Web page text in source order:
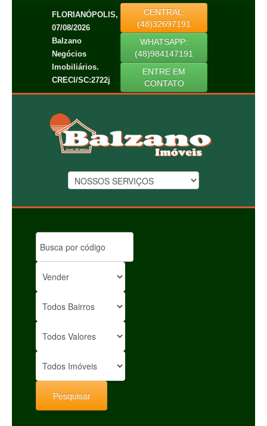
FLORIANÓPOLIS,
07/08/2026
Balzano
Negócios
Imobiliários.
CRECI/SC:2722j
CENTRAL:
(48)32697191
WHATSAPP:
(48)984147191
ENTRE EM
CONTATO